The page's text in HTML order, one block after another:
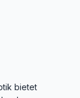
bietet